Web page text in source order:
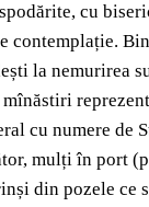
cu
la
cu numere de
mulți în port
din pozele